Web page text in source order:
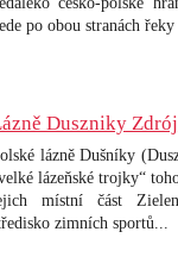
po obou stranách řeky
Duszniky
lázně Dušníky
lázeňské trojky“
místní část
zimních sportů...